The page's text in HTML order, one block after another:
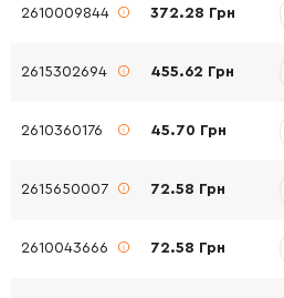
2610009844 372.28 Грн
2615302694 455.62 Грн
2610360176 45.70 Грн
2615650007 72.58 Грн
2610043666 72.58 Грн